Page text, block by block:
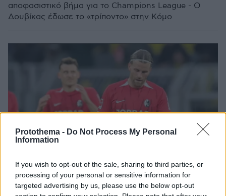
Protothema - Do Not Process My Personal
Information
If you wish to opt-out of the sale, sharing to third parties, or
processing of your personal or sensitive information for
targeted advertising by us, please use the below opt-out
αποφασιστικό βήμα για το Champions League - Ο
Δουβίκας έδωσε το «τρίποντο» στην Κόμο